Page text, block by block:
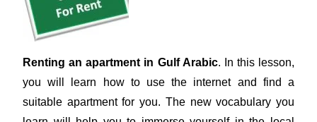
Renting an apartment in Gulf Arabic. In this lesson,
you will learn how to use the internet and find a
suitable apartment for you. The new vocabulary you